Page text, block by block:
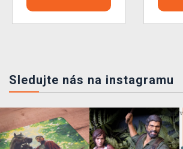
Sledujte nás na instagramu